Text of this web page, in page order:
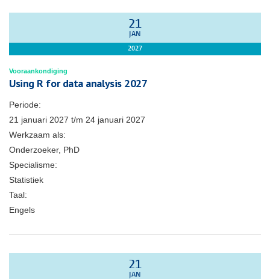
21
JAN
2027
Vooraankondiging
Using R for data analysis 2027
Periode:
21 januari 2027 t/m 24 januari 2027
Werkzaam als:
Onderzoeker, PhD
Specialisme:
Statistiek
Taal:
Engels
21
JAN